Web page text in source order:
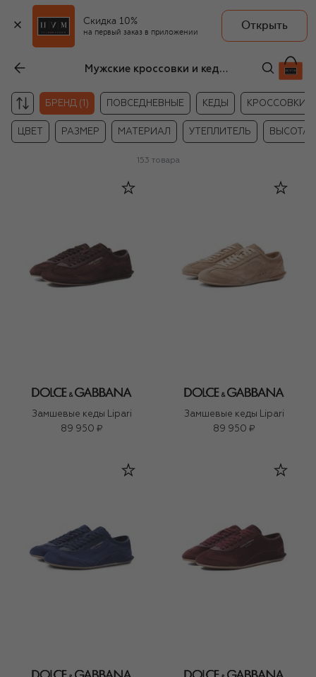
Скидка 10%
на первый заказ в приложении
Открыть
Мужские кроссовки и кеды Dolce & Gabbana
БРЕНД (1) ПОВСЕДНЕВНЫЕ КЕДЫ КРОССОВКИ
ЦВЕТ РАЗМЕР МАТЕРИАЛ УТЕПЛИТЕЛЬ ВЫСОТА
153 товара
Замшевые кеды Lipari
89 950 ₽
Замшевые кеды Lipari
89 950 ₽